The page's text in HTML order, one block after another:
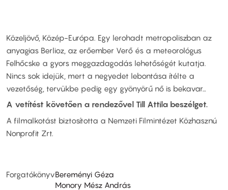
Közeljövő, Közép-Európa. Egy lerohadt metropoliszban az
anyagias Berlioz, az erőember Verő és a meteorológus
Felhőcske a gyors meggazdagodás lehetőségét kutatja.
Nincs sok idejük, mert a negyedet lebontása ítélte a
vezetőség, tervükbe pedig egy gyönyörű nő is bekavar…
A vetítést követően a rendezővel Till Attila beszélget.
A filmalkotást biztosította a Nemzeti Filmintézet Közhasznú
Nonprofit Zrt.
ForgatókönyvBereményi Géza
Monory Mész András